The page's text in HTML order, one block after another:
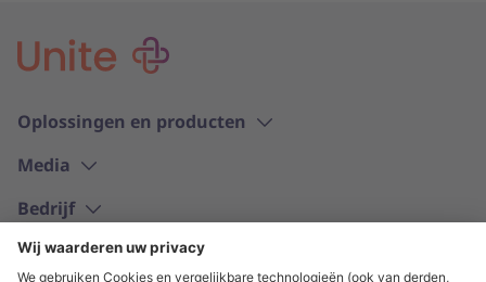
Oplossingen en producten
Media
Bedrijf